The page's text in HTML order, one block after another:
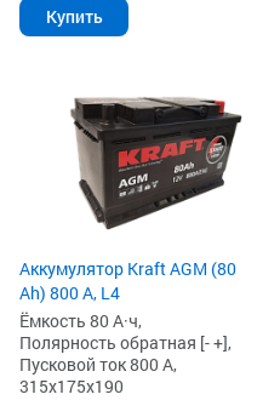
Купить
Аккумулятор Kraft AGM (80
Ah) 800 А, L4
Ёмкость 80 А·ч,
Полярность обратная [- +],
Пусковой ток 800 А,
315x175x190